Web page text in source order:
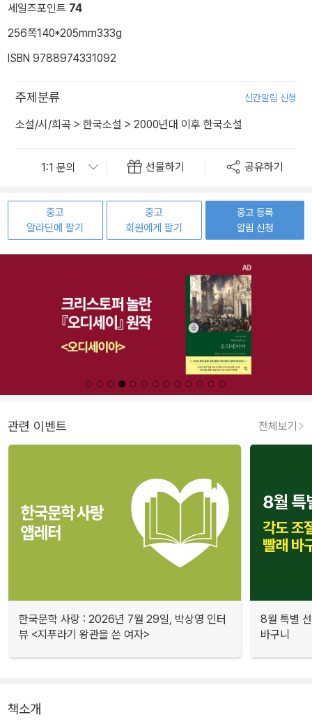
세일즈포인트 74
256쪽140*205mm333g
ISBN 9788974331092
주제분류 신간알림 신청
소설/시/희곡 > 한국소설 > 2000년대 이후 한국소설
선물하기 공유하기
중고
알라딘에 팔기
중고
회원에게 팔기
중고 등록
알림 신청
관련 이벤트 전체보기
한국문학 사랑 : 2026년 7월 29일, 박상영 인터
뷰 <지푸라기 왕관을 쓴 여자>
8월 특별
바구니
책소개